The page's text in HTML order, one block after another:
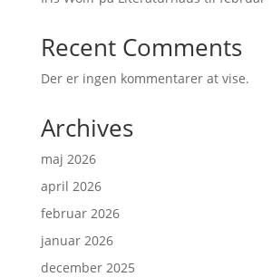
Recent Comments
Der er ingen kommentarer at vise.
Archives
maj 2026
april 2026
februar 2026
januar 2026
december 2025